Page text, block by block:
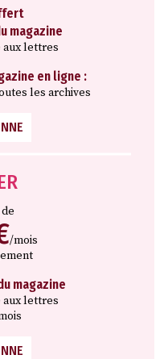
magazine
aux lettres
en ligne :
les archives
/mois
magazine
aux lettres